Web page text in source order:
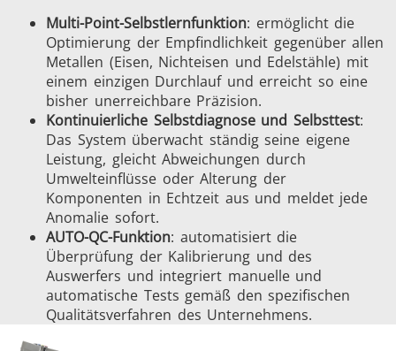
Multi-Point-Selbstlernfunktion: ermöglicht die
Optimierung der Empfindlichkeit gegenüber allen
Metallen (Eisen, Nichteisen und Edelstähle) mit
einem einzigen Durchlauf und erreicht so eine
bisher unerreichbare Präzision.
Kontinuierliche Selbstdiagnose und Selbsttest:
Das System überwacht ständig seine eigene
Leistung, gleicht Abweichungen durch
Umwelteinflüsse oder Alterung der
Komponenten in Echtzeit aus und meldet jede
Anomalie sofort.
AUTO-QC-Funktion: automatisiert die
Überprüfung der Kalibrierung und des
Auswerfers und integriert manuelle und
automatische Tests gemäß den spezifischen
Qualitätsverfahren des Unternehmens.